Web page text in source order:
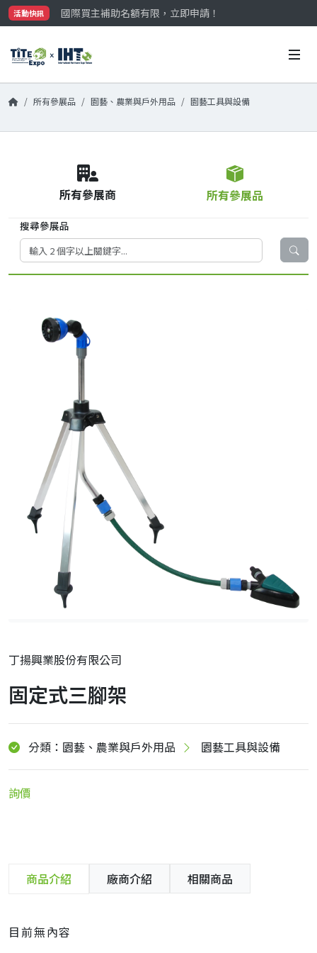
活動快訊
國際買主補助名額有限，立即申請！
參觀門票開放申請中‼️
國際買主補助名額有限，立即申請！
所有參展品 園藝、農業與戶外用品 園藝工具與設備
所有參展商 所有參展品
搜尋參展品
丁揚興業股份有限公司
固定式三腳架
分類：園藝、農業與戶外用品 園藝工具與設備
詢價
商品介紹 廠商介紹 相關商品
目前無內容